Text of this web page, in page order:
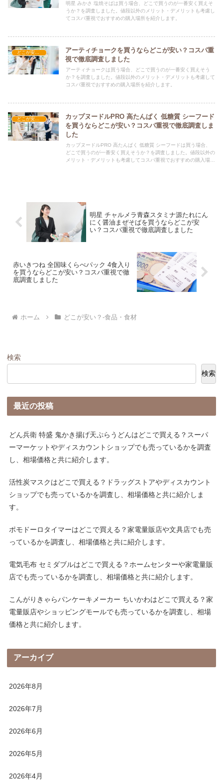
明星 みかさ 塩焼そばは買う場合、どこで買うのが一番安く買えそ
うか？を調査しました。値段以外のメリット・デメリットも考慮し
てコスパ重視でおすすめの購入場所を紹介します。
どこが安い？-食品・食材
アーティチョークを買うならどこが安い？コスパ重
視で徹底調査しました
アーティチョークは買う場合、どこで買うのが一番安く買えそう
か？を調査しました。値段以外のメリット・デメリットも考慮して
コスパ重視でおすすめの購入場所を紹介します。
どこが安い？-食品・食材
カップヌードルPRO 高たんぱく 低糖質 シーフード
を買うならどこが安い？コスパ重視で徹底調査しま
した
カップヌードルPRO 高たんぱく 低糖質 シーフードは買う場合、
どこで買うのが一番安く買えそうか？を調査しました。値段以外の
メリット・デメリットも考慮してコスパ重視でおすすめの購入場所
明星 チャルメラ青森スタミナ源たれにん
にく醤油まぜそばを買うならどこが安
い？コスパ重視で徹底調査しました
赤いきつね 全国味くらべパック 4食入り
を買うならどこが安い？コスパ重視で徹
底調査しました
ホーム どこが安い？-食品・食材
検索
検索
最近の投稿
どん兵衛 特盛 鬼かき揚げ天ぷらうどんはどこで買える？スーパ
ーマーケットやディスカウントショップでも売っているかを調査
し、相場価格と共に紹介します。
活性炭マスクはどこで買える？ドラッグストアやディスカウント
ショップでも売っているかを調査し、相場価格と共に紹介しま
す。
ポモドーロタイマーはどこで買える？家電量販店や文具店でも売
っているかを調査し、相場価格と共に紹介します。
電気毛布 セミダブルはどこで買える？ホームセンターや家電量販
店でも売っているかを調査し、相場価格と共に紹介します。
こんがりきゃらパンケーキメーカー ちいかわはどこで買える？家
電量販店やショッピングモールでも売っているかを調査し、相場
価格と共に紹介します。
アーカイブ
2026年8月
2026年7月
2026年6月
2026年5月
2026年4月